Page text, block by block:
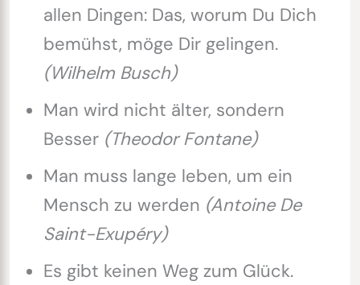
allen Dingen: Das, worum Du Dich
bemühst, möge Dir gelingen.
(Wilhelm Busch)
Man wird nicht älter, sondern
Besser (Theodor Fontane)
Man muss lange leben, um ein
Mensch zu werden (Antoine De
Saint-Exupéry)
Es gibt keinen Weg zum Glück.